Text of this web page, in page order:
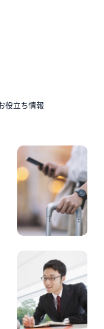
役立ち情報